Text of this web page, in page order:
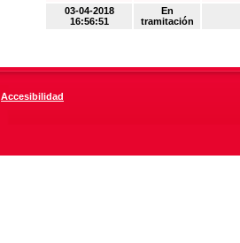
03-04-2018
16:56:51
En
tramitación
Accesibilidad